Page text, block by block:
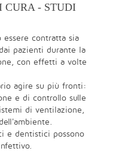
CURA - STUDI
essere contratta sia
pazienti durante la
con effetti a volte
agire su più fronti:
e di controllo sulle
di ventilazione,
e dentistici possono